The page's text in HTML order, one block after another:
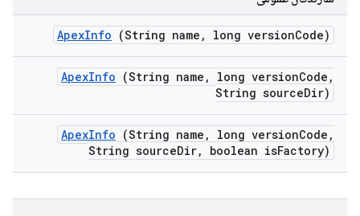
ApexInfo (String name , long versionCode)
ApexInfo (String name , long versionCode ,
String sourceDir)
ApexInfo (String name , long versionCode ,
String sourceDir, boolean isFactory)